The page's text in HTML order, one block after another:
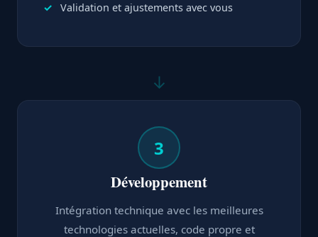
Validation et ajustements avec vous
↓
3
Développement
Intégration technique avec les meilleures
technologies actuelles, code propre et